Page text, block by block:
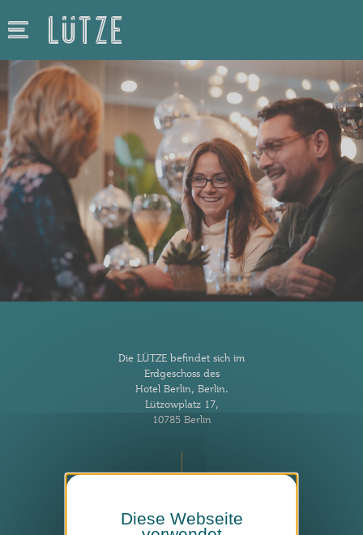
Die LÜTZE befindet sich im
Erdgeschoss des
Hotel Berlin, Berlin.
Lützowplatz 17,
10785 Berlin
Karte ansehen
Diese Webseite